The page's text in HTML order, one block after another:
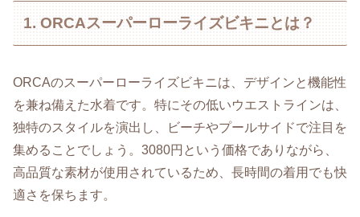
1. ORCAスーパーローライズビキニとは？
ORCAのスーパーローライズビキニは、デザインと機能性
を兼ね備えた水着です。特にその低いウエストラインは、
独特のスタイルを演出し、ビーチやプールサイドで注目を
集めることでしょう。3080円という価格でありながら、
高品質な素材が使用されているため、長時間の着用でも快
適さを保ちます。